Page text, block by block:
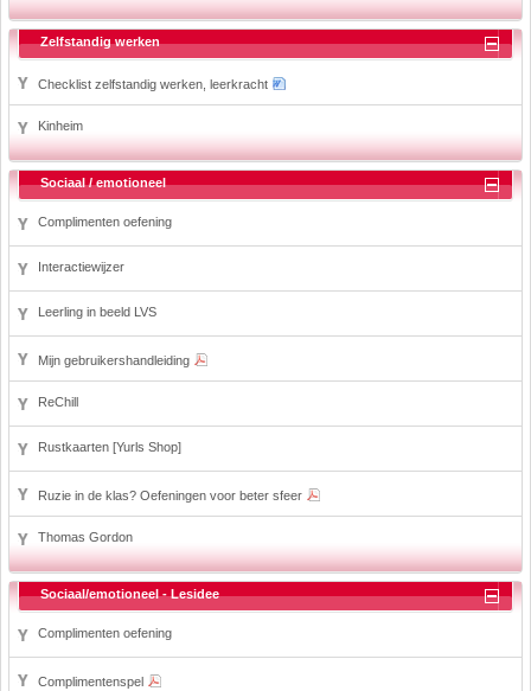
Zelfstandig werken
Checklist zelfstandig werken, leerkracht
Kinheim
Sociaal / emotioneel
Complimenten oefening
Interactiewijzer
Leerling in beeld LVS
Mijn gebruikershandleiding
ReChill
Rustkaarten [Yurls Shop]
Ruzie in de klas? Oefeningen voor beter sfeer
Thomas Gordon
Sociaal/emotioneel - Lesidee
Complimenten oefening
Complimentenspel